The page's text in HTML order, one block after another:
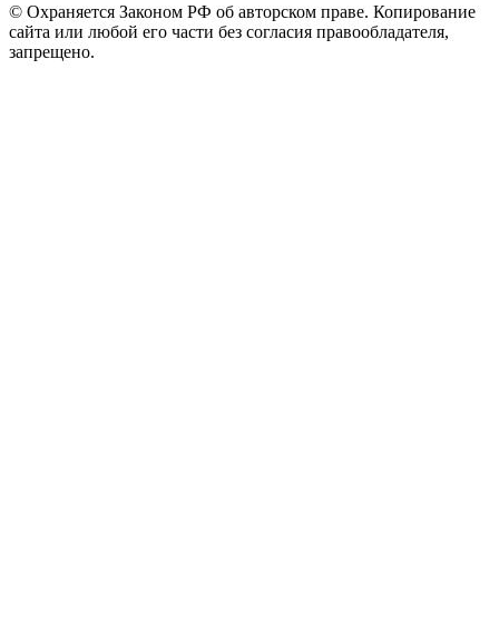
© Охраняется Законом РФ об авторском праве. Копирование
сайта или любой его части без согласия правообладателя,
запрещено.